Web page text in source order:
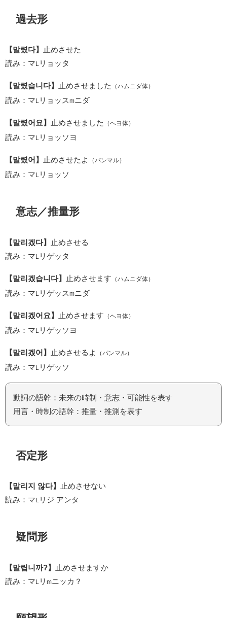
過去形
【말렸다】
止めさせた
読み：マ
リョッタ
【말렸습니다】 止めさせました （ハムニダ体）
読み：マ リョッスmニダ
【말렸어요】 止めさせました （ヘヨ体）
読み：マ リョッソヨ
【말렸어】 止めさせたよ （パンマル）
読み：マ リョッソ
意志／推量形
【말리겠다】
止めさせる
読み：マ
リゲッタ
【말리겠습니다】 止めさせます （ハムニダ体）
読み：マ リゲッス m ニダ
【말리겠어요】 止めさせます （ヘヨ体）
読み：マ リゲッソヨ
【말리겠어】 止めさせるよ （パンマル）
読み：マ リゲッソ
動詞の語幹：未来の時制・意志・可能性を表す
用言・時制の語幹：推量・推測を表す
否定形
【말리지 않다】
止めさせない
読み：マ
リジ アンタ
疑問形
【말립니까?】
止めさせますか
読み：マ
リ m ニッカ？